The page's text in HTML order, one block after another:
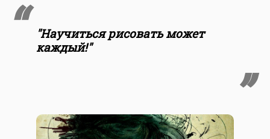
"Научиться рисовать может
каждый!"